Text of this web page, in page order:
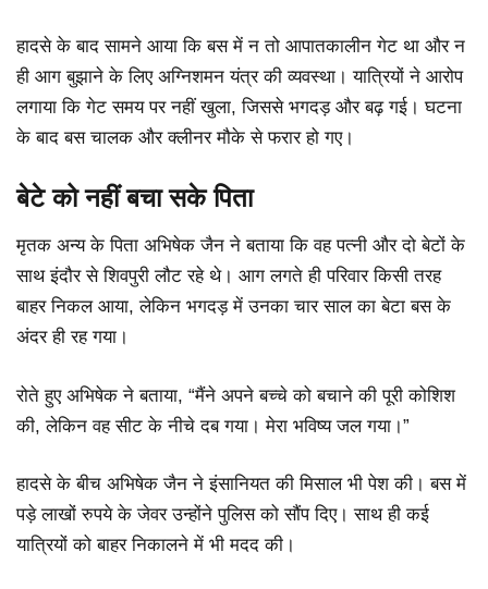
हादसे के बाद सामने आया कि बस में न तो आपातकालीन गेट था और न
ही आग बुझाने के लिए अग्निशमन यंत्र की व्यवस्था। यात्रियों ने आरोप
लगाया कि गेट समय पर नहीं खुला, जिससे भगदड़ और बढ़ गई। घटना
के बाद बस चालक और क्लीनर मौके से फरार हो गए।
बेटे को नहीं बचा सके पिता
मृतक अन्य के पिता अभिषेक जैन ने बताया कि वह पत्नी और दो बेटों के
साथ इंदौर से शिवपुरी लौट रहे थे। आग लगते ही परिवार किसी तरह
बाहर निकल आया, लेकिन भगदड़ में उनका चार साल का बेटा बस के
अंदर ही रह गया।
रोते हुए अभिषेक ने बताया, “मैंने अपने बच्चे को बचाने की पूरी कोशिश
की, लेकिन वह सीट के नीचे दब गया। मेरा भविष्य जल गया।”
हादसे के बीच अभिषेक जैन ने इंसानियत की मिसाल भी पेश की। बस में
पड़े लाखों रुपये के जेवर उन्होंने पुलिस को सौंप दिए। साथ ही कई
यात्रियों को बाहर निकालने में भी मदद की।